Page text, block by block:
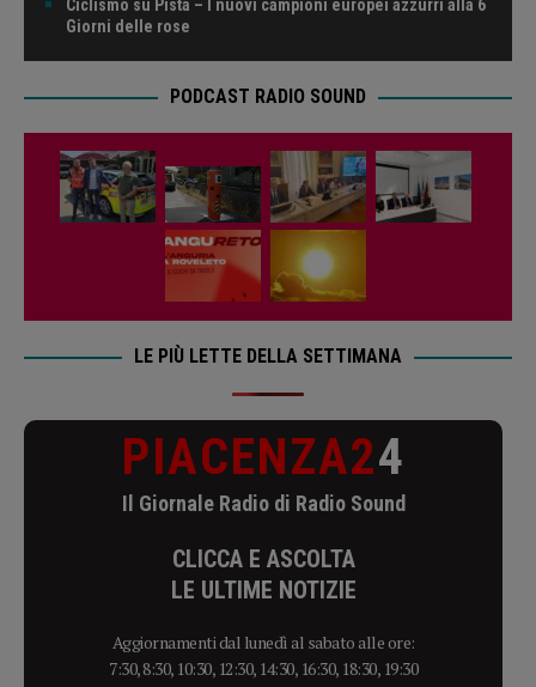
Ciclismo su Pista – I nuovi campioni europei azzurri alla 6
Giorni delle rose
PODCAST RADIO SOUND
LE PIÙ LETTE DELLA SETTIMANA
PIACENZA24
Il Giornale Radio di Radio Sound
CLICCA E ASCOLTA
LE ULTIME NOTIZIE
Aggiornamenti dal lunedì al sabato alle ore:
7:30, 8:30, 10:30, 12:30, 14:30, 16:30, 18:30, 19:30